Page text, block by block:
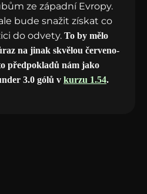
ze západní Evropy.
bude snažit získat co
do odvety. To by mělo
na jinak skvělou červeno-
předpokladů nám jako
3.0 gólů v kurzu 1.54.